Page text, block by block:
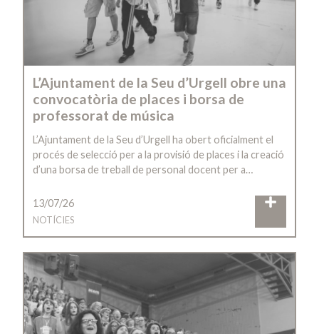
L’Ajuntament de la Seu d’Urgell obre una
convocatòria de places i borsa de
professorat de música
L’Ajuntament de la Seu d’Urgell ha obert oficialment el
procés de selecció per a la provisió de places i la creació
d’una borsa de treball de personal docent per a…
13/07/26
NOTÍCIES